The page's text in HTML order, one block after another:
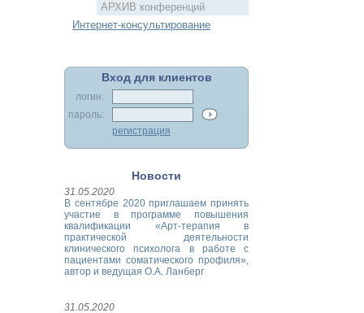
АРХИВ конференций
Интернет-консультирование
Вход для клиентов
логин:
пароль:
регистрация
Новости
31.05.2020
В сентябре 2020 приглашаем принять
участие в программе повышения
квалификации «Арт-терапия в
практической деятельности
клинического психолога в работе с
пациентами соматического профиля»,
автор и ведущая О.А. Ланберг
31.05.2020